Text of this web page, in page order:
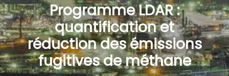
Programme LDAR :
quantification et
réduction des émissions
fugitives de méthane